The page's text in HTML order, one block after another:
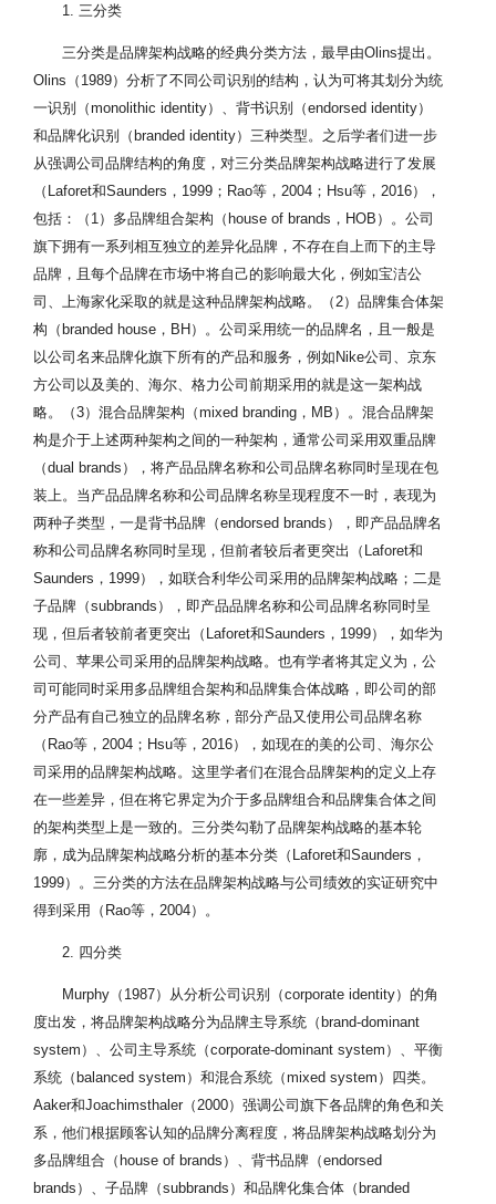
1. 三分类
三分类是品牌架构战略的经典分类方法，最早由Olins提出。
Olins（1989）分析了不同公司识别的结构，认为可将其划分为统
一识别（monolithic identity）、背书识别（endorsed identity）
和品牌化识别（branded identity）三种类型。之后学者们进一步
从强调公司品牌结构的角度，对三分类品牌架构战略进行了发展
（Laforet和Saunders，1999；Rao等，2004；Hsu等，2016），
包括：（1）多品牌组合架构（house of brands，HOB）。公司
旗下拥有一系列相互独立的差异化品牌，不存在自上而下的主导
品牌，且每个品牌在市场中将自己的影响最大化，例如宝洁公
司、上海家化采取的就是这种品牌架构战略。（2）品牌集合体架
构（branded house，BH）。公司采用统一的品牌名，且一般是
以公司名来品牌化旗下所有的产品和服务，例如Nike公司、京东
方公司以及美的、海尔、格力公司前期采用的就是这一架构战
略。（3）混合品牌架构（mixed branding，MB）。混合品牌架
构是介于上述两种架构之间的一种架构，通常公司采用双重品牌
（dual brands），将产品品牌名称和公司品牌名称同时呈现在包
装上。当产品品牌名称和公司品牌名称呈现程度不一时，表现为
两种子类型，一是背书品牌（endorsed brands），即产品品牌名
称和公司品牌名称同时呈现，但前者较后者更突出（Laforet和
Saunders，1999），如联合利华公司采用的品牌架构战略；二是
子品牌（subbrands），即产品品牌名称和公司品牌名称同时呈
现，但后者较前者更突出（Laforet和Saunders，1999），如华为
公司、苹果公司采用的品牌架构战略。也有学者将其定义为，公
司可能同时采用多品牌组合架构和品牌集合体战略，即公司的部
分产品有自己独立的品牌名称，部分产品又使用公司品牌名称
（Rao等，2004；Hsu等，2016），如现在的美的公司、海尔公
司采用的品牌架构战略。这里学者们在混合品牌架构的定义上存
在一些差异，但在将它界定为介于多品牌组合和品牌集合体之间
的架构类型上是一致的。三分类勾勒了品牌架构战略的基本轮
廓，成为品牌架构战略分析的基本分类（Laforet和Saunders，
1999）。三分类的方法在品牌架构战略与公司绩效的实证研究中
得到采用（Rao等，2004）。
2. 四分类
Murphy（1987）从分析公司识别（corporate identity）的角
度出发，将品牌架构战略分为品牌主导系统（brand-dominant
system）、公司主导系统（corporate-dominant system）、平衡
系统（balanced system）和混合系统（mixed system）四类。
Aaker和Joachimsthaler（2000）强调公司旗下各品牌的角色和关
系，他们根据顾客认知的品牌分离程度，将品牌架构战略划分为
多品牌组合（house of brands）、背书品牌（endorsed
brands）、子品牌（subbrands）和品牌化集合体（branded